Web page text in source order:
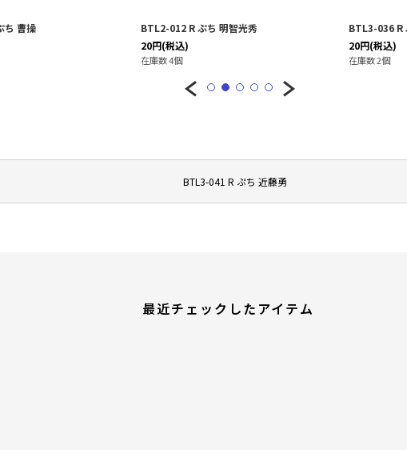
BTL3-041 R ぷち 近藤勇
ち 曹操
BTL2-012 R ぷち 明智光秀
20円(税込)
在庫数 4個
BTL3-036
20円(税込)
在庫数 2個
最近チェックしたアイテム